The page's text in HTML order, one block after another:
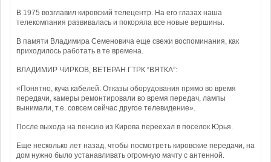
В 1975 возглавил кировский телецентр. На его глазах наша
телекомпания развивалась и покоряла все новые вершины.
В памяти Владимира Семеновича еще свежи воспоминания, как
приходилось работать в те времена.
ВЛАДИМИР ЧИРКОВ, ВЕТЕРАН ГТРК “ВЯТКА”:
«Понятно, куча кабелей. Отказы оборудования прямо во время
передачи, камеры ремонтировали во время передач, лампы
вынимали, т.е. совсем сейчас другое телевидение».
После выхода на пенсию из Кирова переехал в поселок Юрья.
Еще несколько лет назад, чтобы посмотреть кировские передачи, на
дом нужно было устанавливать огромную мачту с антенной.